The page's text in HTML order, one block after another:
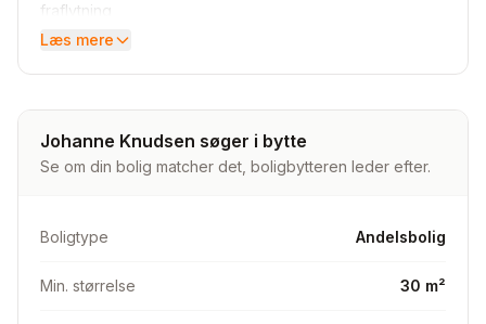
fraflytning
* Sund andelsforening
og Netto.
* 10 min. på cykel til Amager Strand
+ aconto varme: 650
i vand og varme, så den er sat højt)
Læs mere
Johanne Knudsen søger i bytte
Se om din bolig matcher det, boligbytteren leder efter.
Boligtype Andelsbolig
Min. størrelse 30 m²